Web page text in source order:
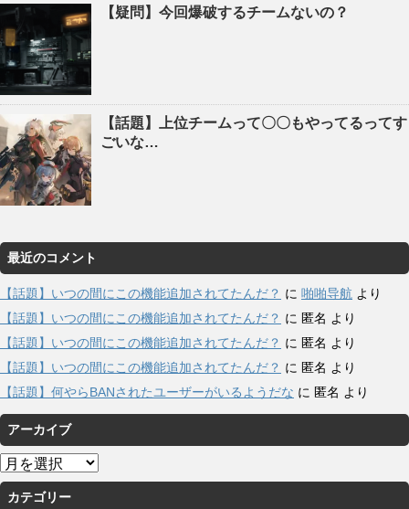
【疑問】今回爆破するチームないの？
【話題】上位チームって〇〇もやってるってす
ごいな…
最近のコメント
【話題】いつの間にこの機能追加されてたんだ？ に 啪啪导航 より
【話題】いつの間にこの機能追加されてたんだ？ に 匿名 より
【話題】いつの間にこの機能追加されてたんだ？ に 匿名 より
【話題】いつの間にこの機能追加されてたんだ？ に 匿名 より
【話題】何やらBANされたユーザーがいるようだな に 匿名 より
アーカイブ
ア
ー
カカテゴリー